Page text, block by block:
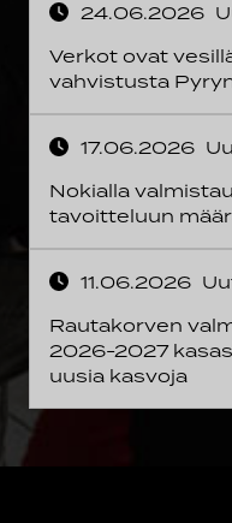
24.06.2026
Verkot ovat
vahvistusta
17.06.2026
Nokialla
tavoitteluun
11.06.2026
Rautakorven
2026-2027
uusia kasvoja